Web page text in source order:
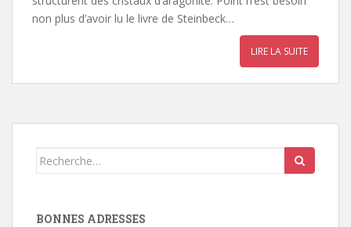
non plus d’avoir lu le livre de Steinbeck…
LIRE LA SUITE
Search
BONNES ADRESSES